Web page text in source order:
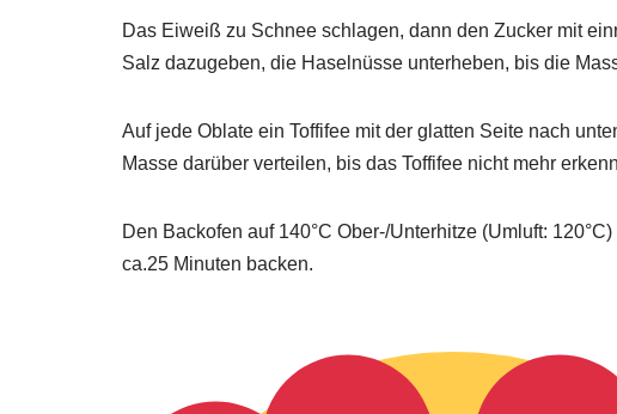
Das Eiweiß zu Schnee schlagen, dann den Zucker mit
Salz dazugeben, die Haselnüsse unterheben, bis die
Auf jede Oblate ein Toffifee mit der glatten Seite nach
Masse darüber verteilen, bis das Toffifee nicht mehr
Den Backofen auf 140°C Ober-/Unterhitze (Umluft:
ca.25 Minuten backen.